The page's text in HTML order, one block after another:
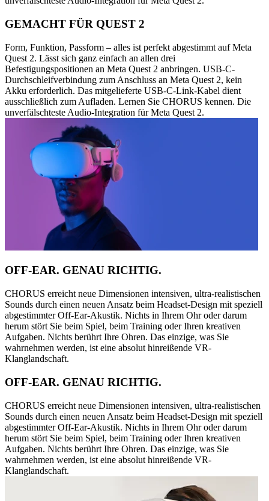
GEMACHT FÜR QUEST 2
Form, Funktion, Passform – alles ist perfekt abgestimmt auf Meta
Quest 2. Lässt sich ganz einfach an allen drei
Befestigungspositionen an Meta Quest 2 anbringen. USB-C-
Durchschleifverbindung zum Anschluss an Meta Quest 2, kein
Akku erforderlich. Das mitgelieferte USB-C-Link-Kabel dient
ausschließlich zum Aufladen. Lernen Sie CHORUS kennen. Die
unverfälschteste Audio-Integration für Meta Quest 2.
OFF-EAR. GENAU RICHTIG.
CHORUS erreicht neue Dimensionen intensiven, ultra-realistischen
Sounds durch einen neuen Ansatz beim Headset-Design mit speziell
abgestimmter Off-Ear-Akustik. Nichts in Ihrem Ohr oder darum
herum stört Sie beim Spiel, beim Training oder Ihren kreativen
Aufgaben. Nichts berührt Ihre Ohren. Das einzige, was Sie
wahrnehmen werden, ist eine absolut hinreißende VR-
Klanglandschaft.
OFF-EAR. GENAU RICHTIG.
CHORUS erreicht neue Dimensionen intensiven, ultra-realistischen
Sounds durch einen neuen Ansatz beim Headset-Design mit speziell
abgestimmter Off-Ear-Akustik. Nichts in Ihrem Ohr oder darum
herum stört Sie beim Spiel, beim Training oder Ihren kreativen
Aufgaben. Nichts berührt Ihre Ohren. Das einzige, was Sie
wahrnehmen werden, ist eine absolut hinreißende VR-
Klanglandschaft.